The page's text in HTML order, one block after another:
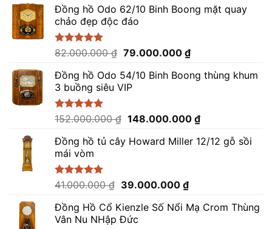
Đồng hồ Odo 62/10 Binh Boong mặt quay
chảo đẹp độc đáo
Được xếp
5 sao
82.000.000₫ Giá
là:
82.000.000 ₫.
79.000.000 ₫Giá
tại
Đồng hồ Odo 54/10 Binh Boong thùng khum
3 buồng siêu VIP
Được xếp
5 sao
152.000.000₫ Giá
là:
148.000.000 ₫Giá
tại
Đồng hồ tủ cây Howard Miller 12/12 gỗ sồi
mái vòm
Được xếp
5 sao
41.000.000₫ Giá
là:
41.000.000 ₫.
39.000.000 ₫Giá
tại
Đồng Hồ Cổ Kienzle Số Nổi Mạ Crom Thùng
Vân Nu NHập Đức